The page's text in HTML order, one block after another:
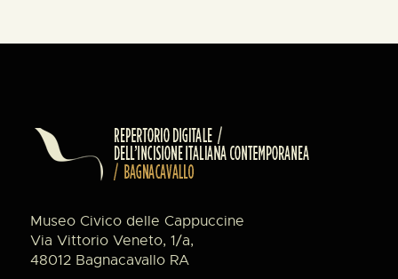
Museo Civico delle Cappuccine
Via Vittorio Veneto, 1/a,
48012 Bagnacavallo RA